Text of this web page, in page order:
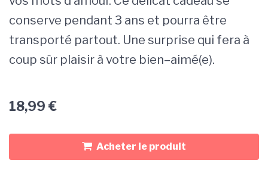
conserve pendant 3 ans et pourra être
transporté partout. Une surprise qui fera à
coup sûr plaisir à votre bien–aimé(e).
18,99 €
Acheter le produit